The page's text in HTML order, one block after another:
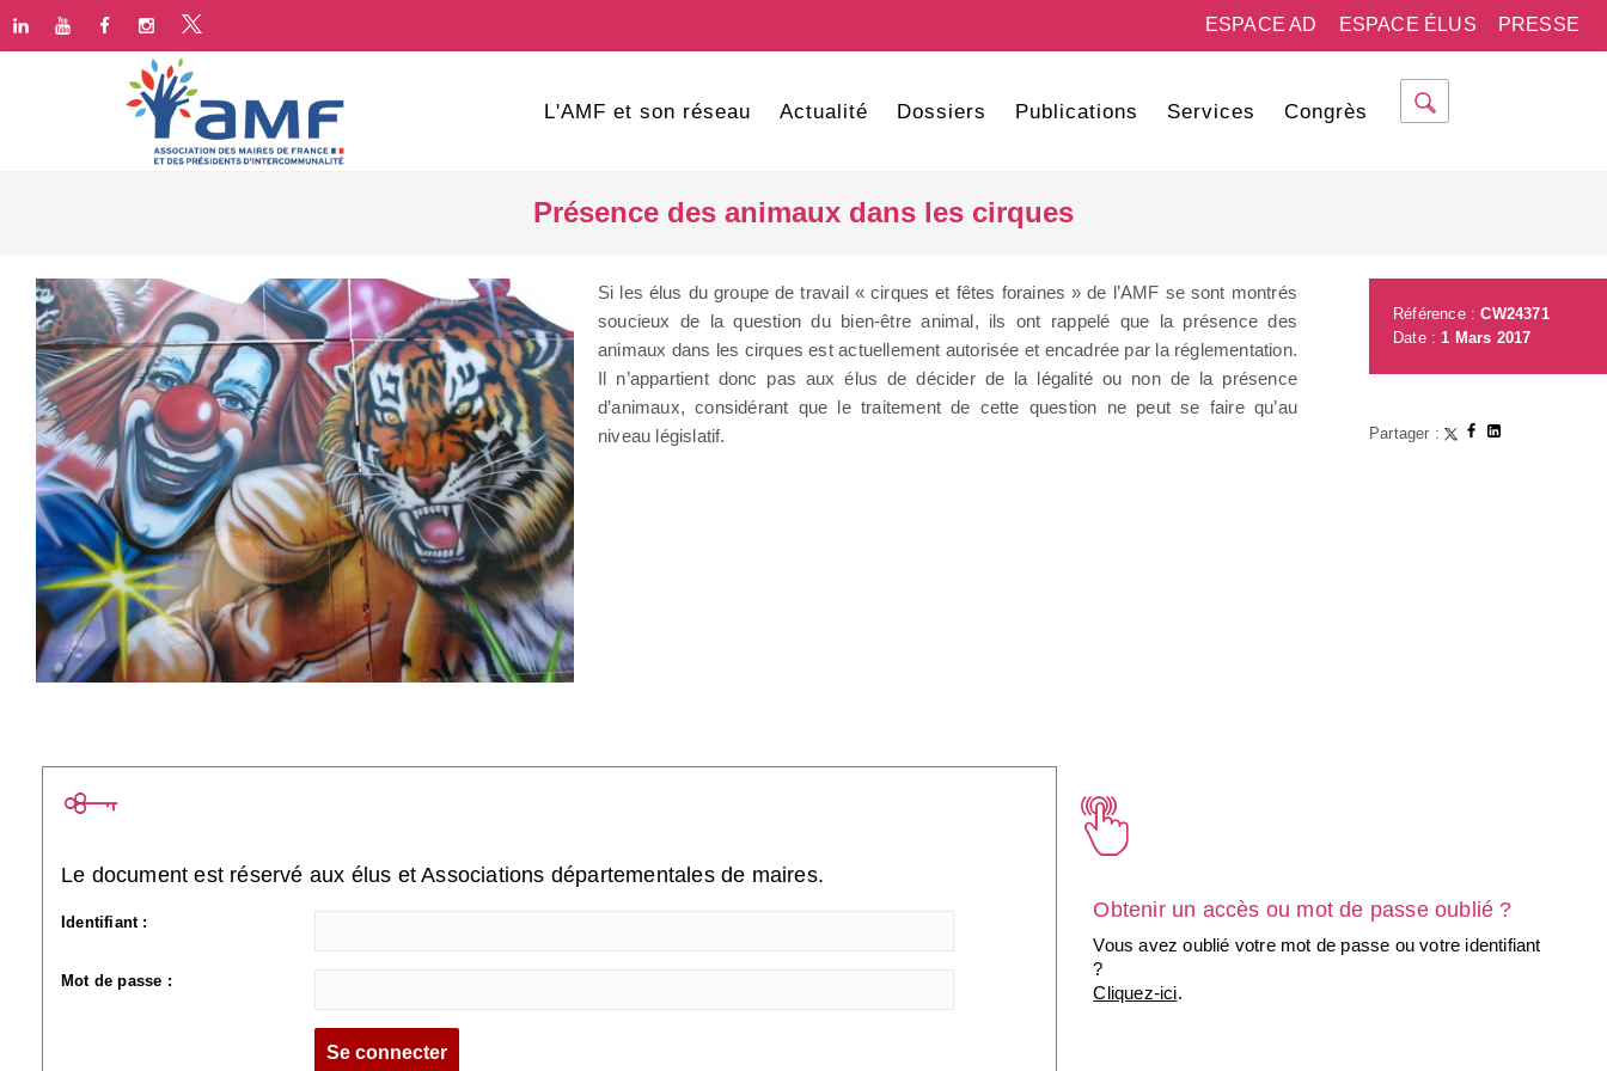
PRESSE
ESPACE ÉLUS
ESPACE AD
L'AMF et son réseau Actualité Dossiers Publications Services Congrès
Présence des animaux dans les cirques
Si les élus du groupe de travail « cirques et fêtes foraines » de l’AMF se sont montrés
soucieux de la question du bien-être animal, ils ont rappelé que la présence des
animaux dans les cirques est actuellement autorisée et encadrée par la réglementation.
Il n’appartient donc pas aux élus de décider de la légalité ou non de la présence
d’animaux, considérant que le traitement de cette question ne peut se faire qu’au
niveau législatif.
Référence :CW24371
Date :1 Mars 2017
Partager :
Le document est réservé aux élus et Associations départementales de maires.
Identifiant :
Mot de passe :
Obtenir un accès ou mot de passe oublié ?
Vous avez oublié votre mot de passe ou votre identifiant
?
Cliquez-ici.